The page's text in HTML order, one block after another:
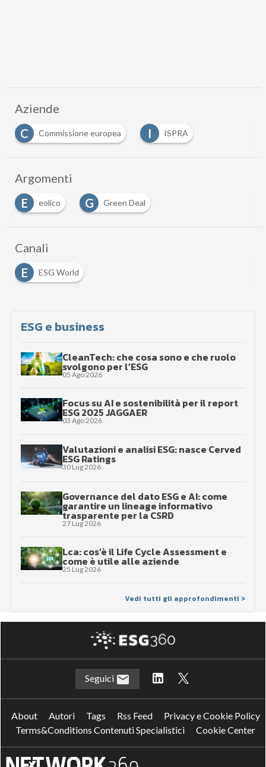
Aziende
C
Commissione europea I ISPRA
Argomenti
E
eolico G Green Deal
Canali
E
ESG World
ESG e business
CleanTech: che cosa sono e che ruolo
svolgono per l’ESG
05 Ago 2026
Focus su AI e sostenibilità per il report
ESG 2025 JAGGAER
03 Ago 2026
Valutazioni e analisi ESG: nasce Cerved
ESG Ratings
30 Lug 2026
Governance del dato ESG e AI: come
garantire un lineage informativo
trasparente per la CSRD
27 Lug 2026
Lca: cos’è il Life Cycle Assessment e
come è utile alle aziende
25 Lug 2026
Vedi tutti gli approfondimenti >
Seguici
About Autori Tags Rss Feed
Privacy e Cookie Policy
Terms&Conditions Contenuti Specialistici
Cookie Center